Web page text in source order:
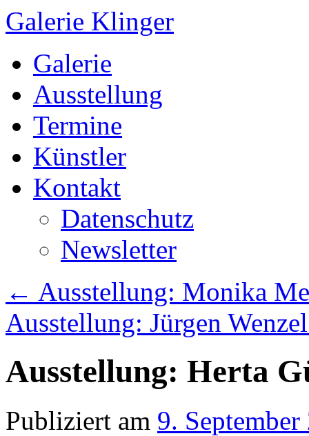
Galerie Klinger
Springe
zum
Galerie
Ausstellung
Termine
Künstler
Kontakt
Datenschutz
Newsletter
← Ausstellung: Monika
Ausstellung: Jürgen
Ausstellung: Herta
Publiziert am 9. September